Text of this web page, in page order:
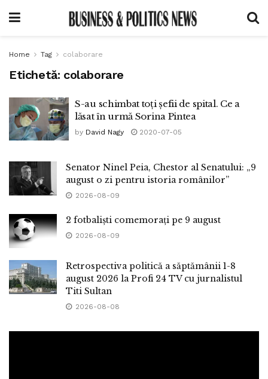
Home Tag colaborare
Etichetă: colaborare
S-au schimbat toți șefii de spital. Ce a
lăsat în urmă Sorina Pintea
by David Nagy 2020-07-05
Senator Ninel Peia, Chestor al Senatului: „9
august o zi pentru istoria românilor”
2026-08-09
2 fotbaliști comemorați pe 9 august
2026-08-09
Retrospectiva politică a săptămânii 1-8
august 2026 la Profi 24 TV cu jurnalistul
Titi Sultan
2026-08-08